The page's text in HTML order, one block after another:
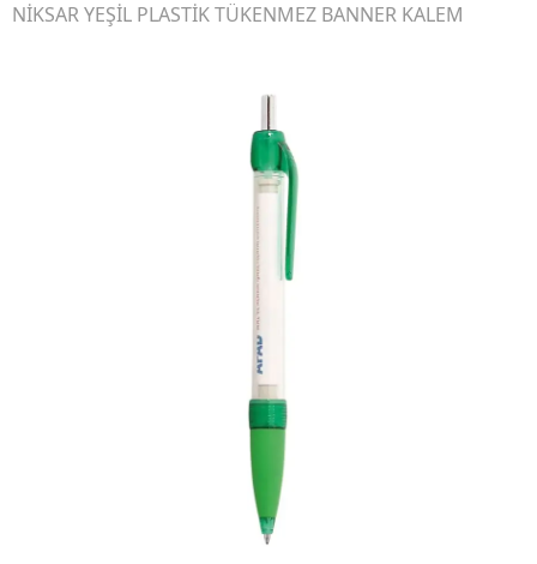
NİKSAR YEŞİL PLASTİK TÜKENMEZ BANNER KALEM